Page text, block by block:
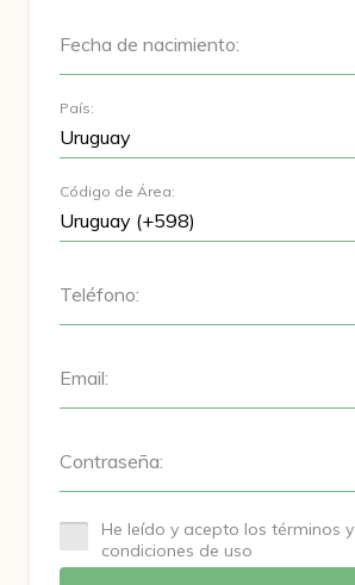
Fecha de nacimiento:
País:
Código de Área:
Teléfono:
Email:
Contraseña:
He leído y acepto los términos y
condiciones de uso